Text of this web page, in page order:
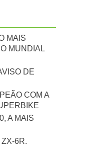
MAIS
MUNDIAL
DE
COM A
A MAIS
6R.